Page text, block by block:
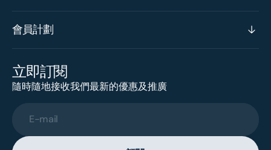
會員計劃
立即訂閱
隨時隨地接收我們最新的優惠及推廣
E-mail